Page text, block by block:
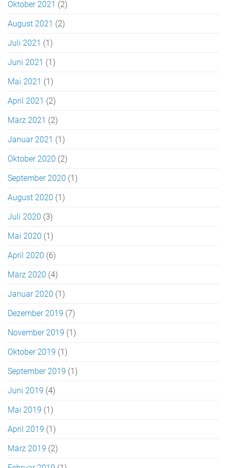
Oktober 2021 (2)
August 2021 (2)
Juli 2021 (1)
Juni 2021 (1)
Mai 2021 (1)
April 2021 (2)
März 2021 (2)
Januar 2021 (1)
Oktober 2020 (2)
September 2020 (1)
August 2020 (1)
Juli 2020 (3)
Mai 2020 (1)
April 2020 (6)
März 2020 (4)
Januar 2020 (1)
Dezember 2019 (7)
November 2019 (1)
Oktober 2019 (1)
September 2019 (1)
Juni 2019 (4)
Mai 2019 (1)
April 2019 (1)
März 2019 (2)